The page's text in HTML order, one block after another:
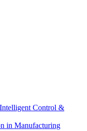
Control &
in Manufacturing